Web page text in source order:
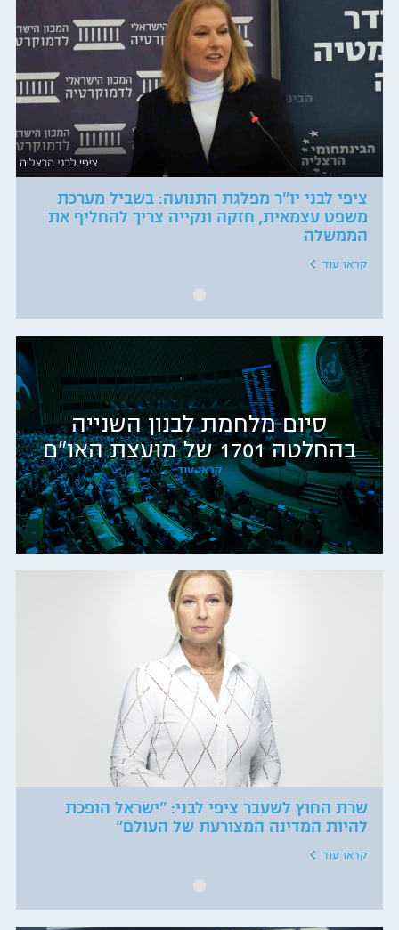
ציפי לבני יו"ר מפלגת התנועה: בשביל מערכת
משפט עצמאית, חזקה ונקייה צריך להחליף את
הממשלה
קראו עוד
סיום מלחמת לבנון השנייה
בהחלטה 1701 של מועצת האו"ם
קראו עוד
שרת החוץ לשעבר ציפי לבני: "ישראל הופכת
להיות המדינה המצורעת של העולם"
קראו עוד